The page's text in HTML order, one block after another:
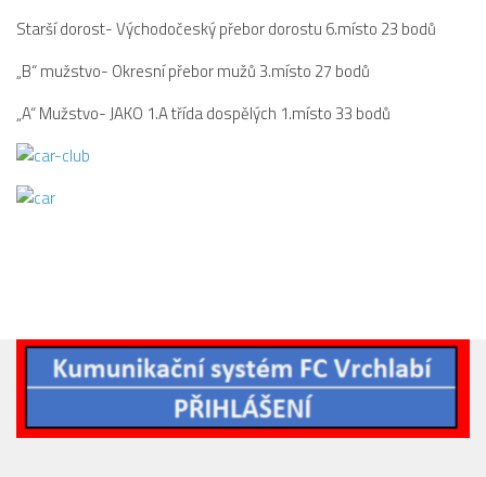
Hráči
2023/24
2022/23
Starší dorost- Východočeský přebor dorostu 6.místo 23 bodů
„B“ mužstvo- Okresní přebor mužů 3.místo 27 bodů
„A“ Mužstvo- JAKO 1.A třída dospělých 1.místo 33 bodů